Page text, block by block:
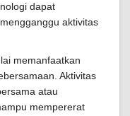
dapat
aktivitas
memanfaatkan
Aktivitas
atau
mempererat